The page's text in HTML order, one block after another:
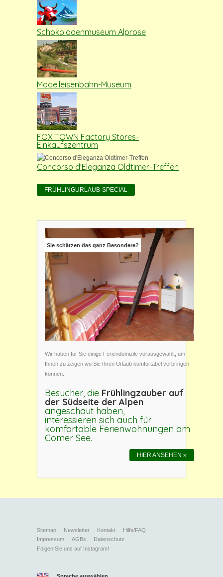
Schokoladenmuseum Alprose
Modelleisenbahn-Museum
FOX TOWN Factory Stores-
Einkaufszentrum
Concorso d'Eleganza Oldtimer-Treffen
FRÜHLINGURLAUB-SPECIAL
Sie schätzen das ganz Besondere?
Wir haben für Sie einige Feriendomizile vorausgewählt, um
Ihnen zu zeigen wo Sie Ihren Urlaub komfortabel verbringen
können.
Besucher, die Frühlingzauber auf
der Südseite der Alpen
angeschaut haben,
interessieren sich auch für
komfortable Ferienwohnungen am
Comer See.
HIER ANSEHEN »
Sitemap Newsletter Kontakt
Hilfe/FAQ
Impressum
AGBs
Datenschutz
Folgen Sie uns auf Instagram!